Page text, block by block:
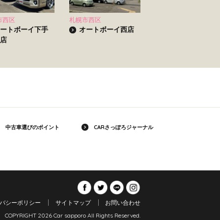
西区
トボーイ下手
札幌市西区
オートボーイ西店
中古車選びのポイント CARさっぽろジャーナル
シーポリシー サイトマップ
お問い合わせ
COPYRIGHT 2026 Car sapporo All Rights Reserved.